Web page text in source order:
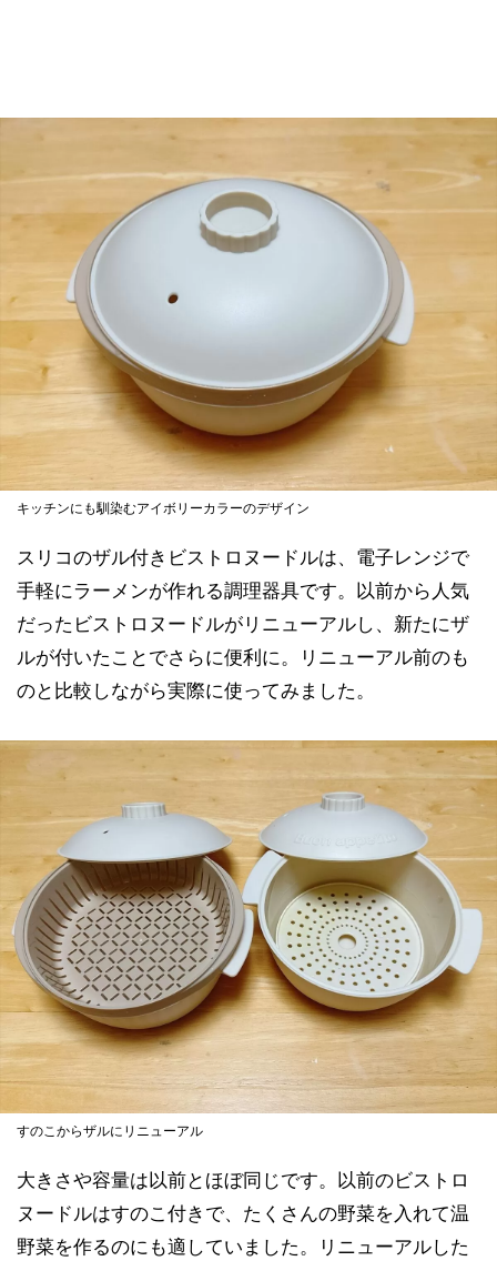
キッチンにも馴染むアイボリーカラーのデザイン
スリコのザル付きビストロヌードルは、電子レンジで
手軽にラーメンが作れる調理器具です。以前から人気
だったビストロヌードルがリニューアルし、新たにザ
ルが付いたことでさらに便利に。リニューアル前のも
のと比較しながら実際に使ってみました。
すのこからザルにリニューアル
大きさや容量は以前とほぼ同じです。以前のビストロ
ヌードルはすのこ付きで、たくさんの野菜を入れて温
野菜を作るのにも適していました。リニューアルした